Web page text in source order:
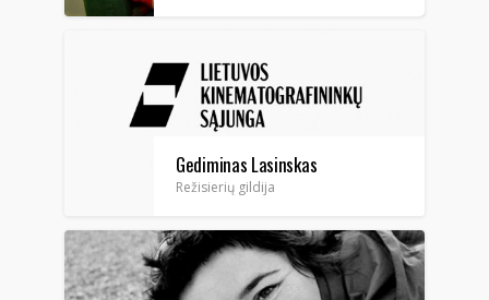
Gediminas Lasinskas
Režisierių gildija